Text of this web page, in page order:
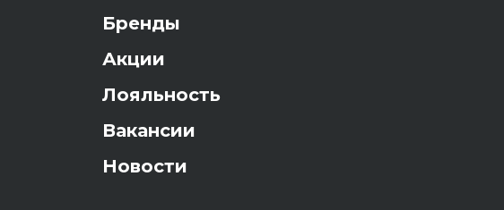
Бренды
Акции
Лояльность
Вакансии
Новости